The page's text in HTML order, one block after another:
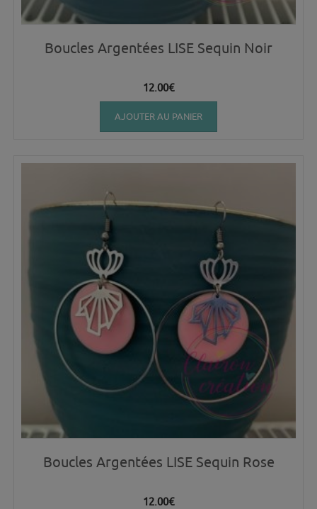
Boucles Argentées LISE Sequin Noir
12.00€
AJOUTER AU PANIER
Boucles Argentées LISE Sequin Rose
12.00€